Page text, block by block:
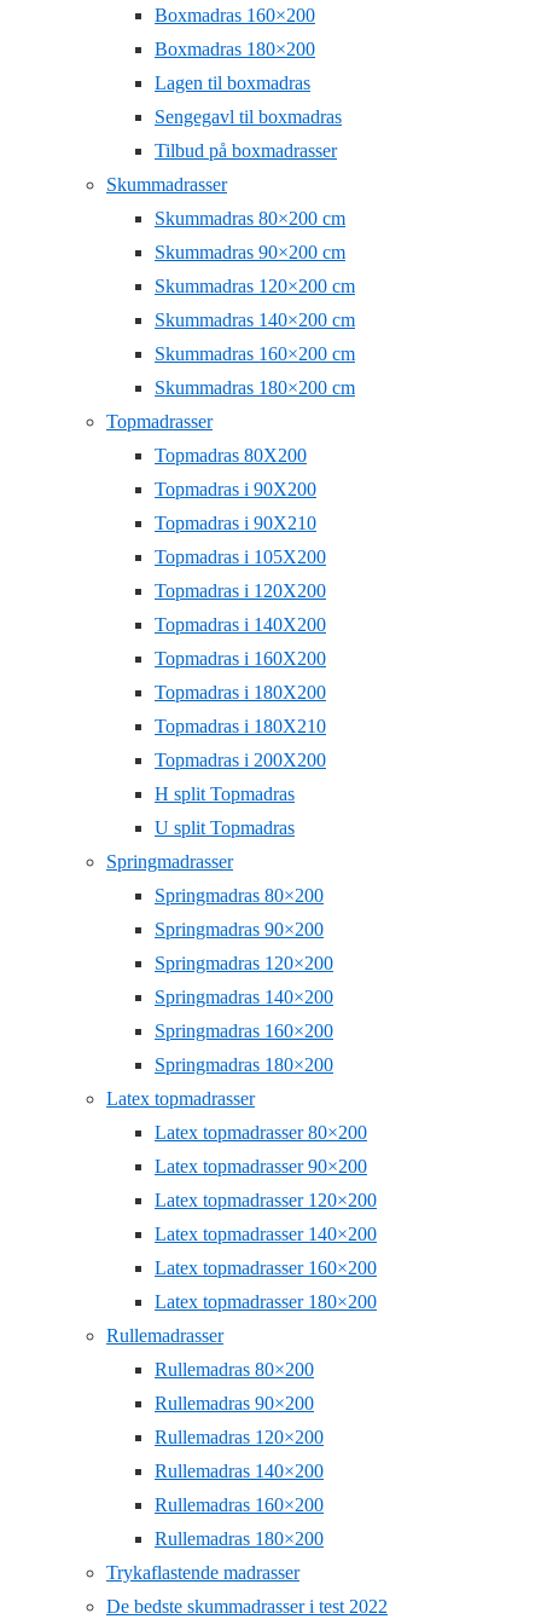
Boxmadras 160×200
Boxmadras 180×200
Lagen til boxmadras
Sengegavl til boxmadras
Tilbud på boxmadrasser
Skummadrasser
Skummadras 80×200 cm
Skummadras 90×200 cm
Skummadras 120×200 cm
Skummadras 140×200 cm
Skummadras 160×200 cm
Skummadras 180×200 cm
Topmadrasser
Topmadras 80X200
Topmadras i 90X200
Topmadras i 90X210
Topmadras i 105X200
Topmadras i 120X200
Topmadras i 140X200
Topmadras i 160X200
Topmadras i 180X200
Topmadras i 180X210
Topmadras i 200X200
H split Topmadras
U split Topmadras
Springmadrasser
Springmadras 80×200
Springmadras 90×200
Springmadras 120×200
Springmadras 140×200
Springmadras 160×200
Springmadras 180×200
Latex topmadrasser
Latex topmadrasser 80×200
Latex topmadrasser 90×200
Latex topmadrasser 120×200
Latex topmadrasser 140×200
Latex topmadrasser 160×200
Latex topmadrasser 180×200
Rullemadrasser
Rullemadras 80×200
Rullemadras 90×200
Rullemadras 120×200
Rullemadras 140×200
Rullemadras 160×200
Rullemadras 180×200
Trykaflastende madrasser
De bedste skummadrasser i test 2022